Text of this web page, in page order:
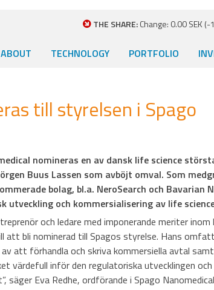
THE SHARE:Change: 0.00 SEK
ABOUT TECHNOLOGY PORTFOLIO
till styrelsen i Spago
nomineras en av dansk life science
Buus Lassen som avböjt omval. Som
bolag, bl.a. NeroSearch och Bavarian
och kommersialisering av life
och ledare med imponerande meriter inom
bli nominerad till Spagos styrelse. Hans
att förhandla och skriva kommersiella avtal
värdefull inför den regulatoriska utvecklingen
säger Eva Redhe, ordförande i Spago